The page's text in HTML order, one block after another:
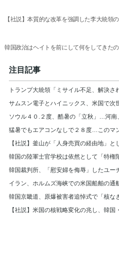
【社説】本質的な改革を強調した李大統領
韓国政治はヘイトを前にして何をしてきたの
注目記事
【社説】釜山が「人身売買の経由地」と
韓国の陸軍士官学校は依然として「特
韓国京畿道、原爆被害者追悼式で「核な
【社説】米国の核戦略変化の兆し、韓